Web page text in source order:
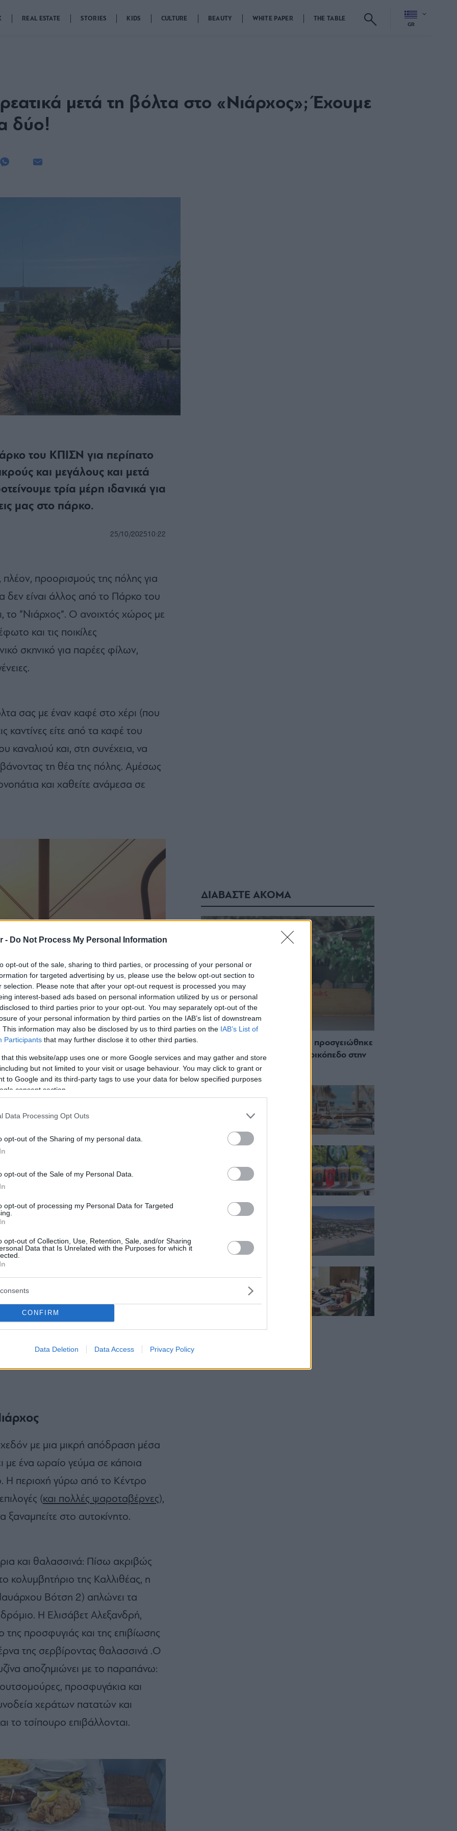
- Do Not Process My Personal Information
opt-out of the sale, sharing to third parties, or processing of your personal or
for targeted advertising by us, please use the below opt-out section to
selection. Please note that after your opt-out request is processed you may
interest-based ads based on personal information utilized by us or personal
to third parties prior to your opt-out. You may separately opt-out of the
of your personal information by third parties on the IAB’s list of downstream
This information may also be disclosed by us to third parties on the IAB’s List of
Participants that may further disclose it to other third parties.
that this website/app uses one or more Google services and may gather and store
but not limited to your visit or usage behaviour. You may click to grant or
to Google and its third-party tags to use your data for below specified purposes
consent section.
Data Processing Opt Outs
opt-out of the Sharing of my personal data.
opt-out of the Sale of my Personal Data.
opt-out of processing my Personal Data for Targeted
opt-out of Collection, Use, Retention, Sale, and/or Sharing
Data that Is Unrelated with the Purposes for which it
CONFIRM
Data Deletion Data Access Privacy Policy
REAL ESTATE STORIES KIDS CULTURE BEAUTY WHITE PAPER THE TABLE
GR
μετά τη βόλτα στο «Νιάρχος»; Έχουμε
δύο!
του ΚΠΙΣΝ για περίπατο
και μεγάλους και μετά
τρία μέρη ιδανικά για
μας στο πάρκο.
25/10/202510:22
προορισμούς της πόλης για
δεν είναι άλλος από το Πάρκο του
το “Νιάρχος”. Ο ανοιχτός χώρος με
και τις ποικίλες
σκηνικό για παρέες φίλων,
σας με έναν καφέ στο χέρι (που
καντίνες είτε από τα καφέ του
καναλιού και, στη συνέχεια, να
τη θέα της πόλης. Αμέσως
και χαθείτε ανάμεσα σε
αφήστε τα μικρά να τρέξουν και να
εσείς απολαμβάνετε τη
η παιδική χαρά με τα ιδιαίτερα
δεν διαθέτει κούνιες! Αν πάντως
για κούνια, η λύση υπάρχει: Θα
ΚΠΙΣΝ όπου βρίσκεται ο
και από εκεί θα πάρετε
Κολυμβητήριο Καλλιθέας.
βγείτε από αυτή την έξοδο θα
με κούνιες αλλά και πυραμίδα
την ιστοσελίδαsnfcc.org
στις οποίες μπορούν να
πάντως για αυτές απαιτείται
με μια μικρή απόδραση μέσα
με ένα ωραίο γεύμα σε κάποια
Η περιοχή γύρω από το Κέντρο
(και πολλές ψαροταβέρνες),
ξαναμπείτε στο αυτοκίνητο.
και θαλασσινά: Πίσω ακριβώς
κολυμβητήριο της Καλλιθέας, η
Βότση 2) απλώνει τα
Η Ελισάβετ Αλεξανδρή,
προσφυγιάς και της επιβίωσης
της σερβίροντας θαλασσινά .Ο
αποζημιώνει με το παραπάνω:
προσφυγάκια και
χεράτων πατατών και
το τσίπουρο επιβάλλονται.
ΔΙΑΒΑΣΤΕ ΑΚΟΜΑ
Staks: Πώς μια cool καντίνα προσγειώθηκε
(και ρίζωσε) σε ένα αθέατο οικόπεδο στην
Ανάβυσσο
δίπλα στο κύμα: Γιατί στο
που θα πίνεις όλο το
καλοκαίρι στα Starbucks
Πλαζ Βάρκιζας:
Ξεμπλοκάρει η επένδυση
Αθηναϊκής Ριβιέρας
ταβέρνα στη Νέα Σμύρνη
όπου το κρέας μιλάει πρώτο